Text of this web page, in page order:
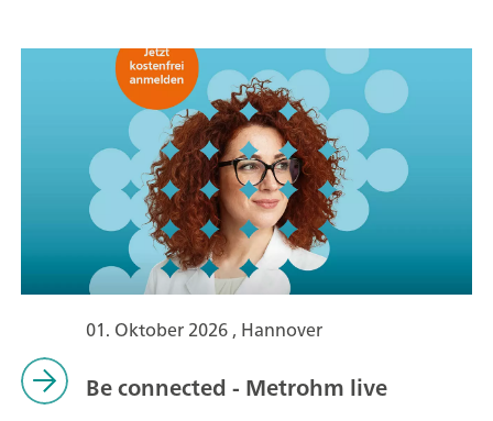
01. Oktober 2026 , Hannover
Be connected - Metrohm live